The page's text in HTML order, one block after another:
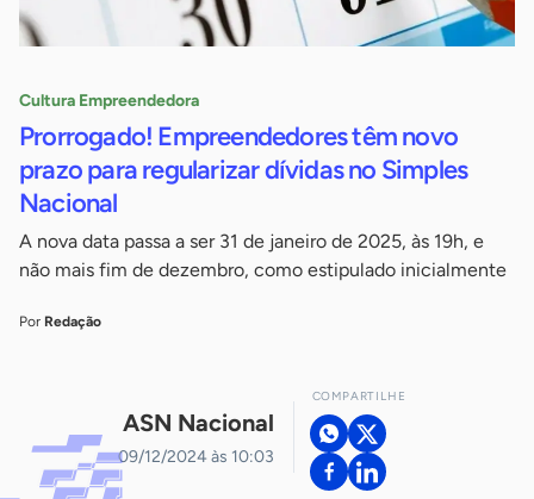
Cultura Empreendedora
Prorrogado! Empreendedores têm novo
prazo para regularizar dívidas no Simples
Nacional
A nova data passa a ser 31 de janeiro de 2025, às 19h, e
não mais fim de dezembro, como estipulado inicialmente
Por Redação
ASN Nacional
09/12/2024 às 10:03
COMPARTILHE